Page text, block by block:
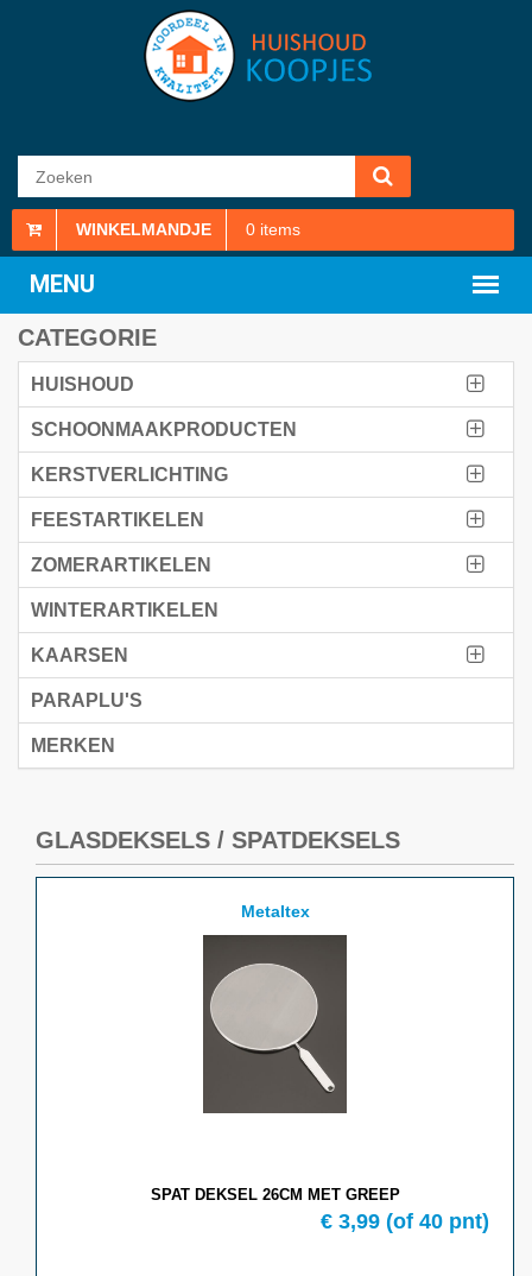
WINKELMANDJE 0 items
CATEGORIE
HUISHOUD
SCHOONMAAKPRODUCTEN
KERSTVERLICHTING
FEESTARTIKELEN
ZOMERARTIKELEN
WINTERARTIKELEN
KAARSEN
PARAPLU'S
MERKEN
GLASDEKSELS / SPATDEKSELS
Metaltex
SPAT DEKSEL 26CM MET GREEP
€ 3,99 (of 40 pnt)